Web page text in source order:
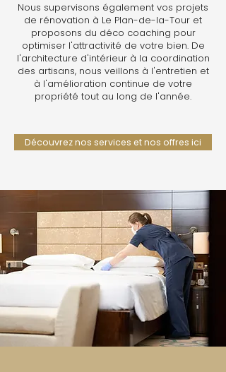
Nous supervisons également vos projets
de rénovation à Le Plan-de-la-Tour et
proposons du déco coaching pour
optimiser l'attractivité de votre bien. De
l'architecture d'intérieur à la coordination
des artisans, nous veillons à l'entretien et
à l'amélioration continue de votre
propriété tout au long de l'année.
Découvrez nos services et nos offres ici